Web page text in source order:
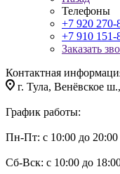
Телефоны
+7 920 270-
+7 910 151-
Заказать
Контактная
г. Тула, Венёвское
График работы:
Пн-Пт: с 10:00 до 20:00
Сб-Вск: с 10:00 до